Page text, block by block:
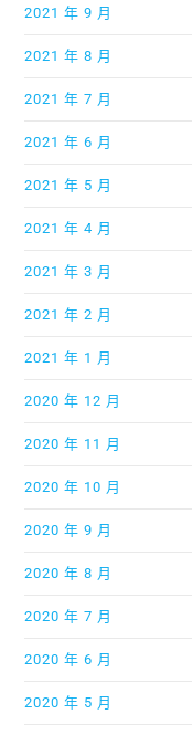
2021 年 9 月
2021 年 8 月
2021 年 7 月
2021 年 6 月
2021 年 5 月
2021 年 4 月
2021 年 3 月
2021 年 2 月
2021 年 1 月
2020 年 12 月
2020 年 11 月
2020 年 10 月
2020 年 9 月
2020 年 8 月
2020 年 7 月
2020 年 6 月
2020 年 5 月